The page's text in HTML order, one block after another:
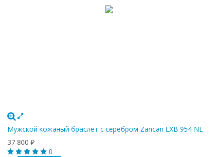
Мужской кожаный браслет с серебром Zancan EXB 954 NE
37 800 ₽
0